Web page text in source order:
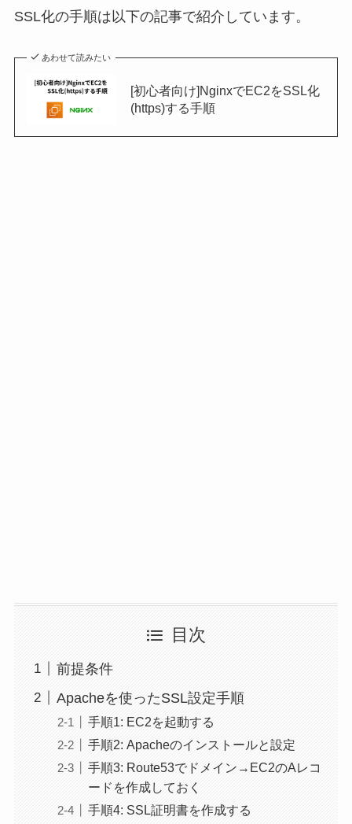
SSL化の手順は以下の記事で紹介しています。
あわせて読みたい
[初心者向け]NginxでEC2をSSL化
(https)する手順
目次
前提条件
Apacheを使ったSSL設定手順
手順1: EC2を起動する
手順2: Apacheのインストールと設定
手順3: Route53でドメイン→EC2のAレコ
ードを作成しておく
手順4: SSL証明書を作成する